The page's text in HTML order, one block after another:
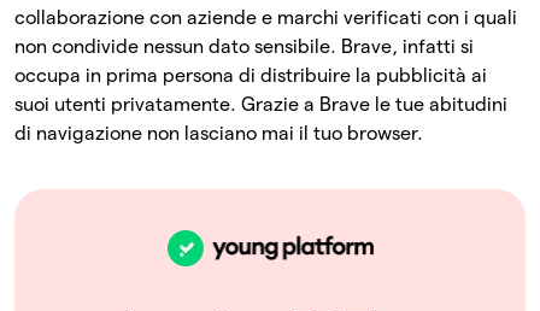
collaborazione con aziende e marchi verificati con i quali
non condivide nessun dato sensibile. Brave, infatti si
occupa in prima persona di distribuire la pubblicità ai
suoi utenti privatamente. Grazie a Brave le tue abitudini
di navigazione non lasciano mai il tuo browser.